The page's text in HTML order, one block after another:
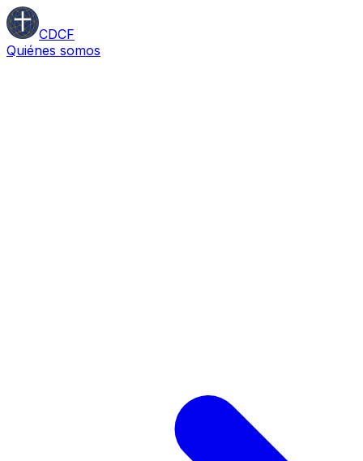
CDCF
Quiénes somos